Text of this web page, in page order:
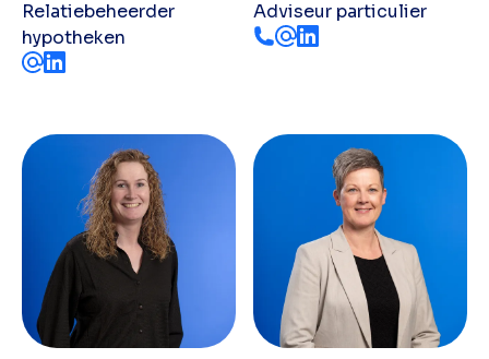
Relatiebeheerder
hypotheken
Adviseur particulier